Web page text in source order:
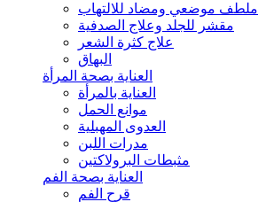
ملطف موضعي ومضاد للالتهاب
مقشر للجلد وعلاج الصدفية
علاج كثرة الشعر
البهاق
العناية بصحة المرأة
العناية بالمرأة
موانع الحمل
العدوى المهبلية
مدرات اللبن
مثبطات البرولاكتين
العناية بصحة الفم
قرح الفم